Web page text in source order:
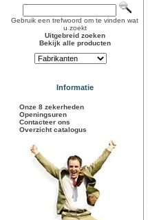
Gebruik een trefwoord om te vinden wat
u zoekt
Uitgebreid zoeken
Bekijk alle producten
Informatie
Onze 8 zekerheden
Openingsuren
Contacteer ons
Overzicht catalogus